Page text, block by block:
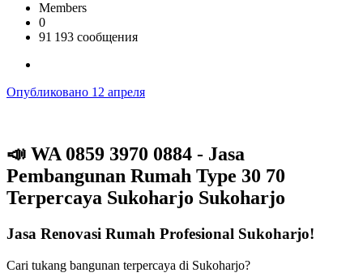
Members
0
91 193 сообщения
Опубликовано 12 апреля
📣 WA 0859 3970 0884 - Jasa
Pembangunan Rumah Type 30 70
Terpercaya Sukoharjo Sukoharjo
Jasa Renovasi Rumah Profesional Sukoharjo!
Cari tukang bangunan terpercaya di Sukoharjo?